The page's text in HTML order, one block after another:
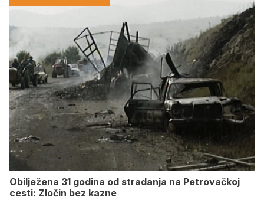
Obilježena 31 godina od stradanja na Petrovačkoj
cesti: Zločin bez kazne